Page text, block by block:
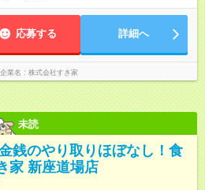
応募する 詳細へ
業名 株式会社すき家
未読
銭のやり取りほぼなし！食
家 新座道場店